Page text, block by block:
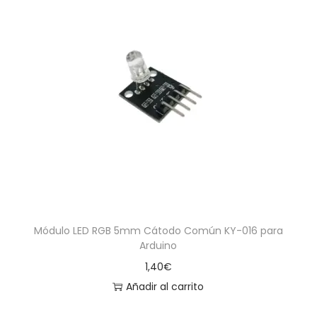
Módulo LED RGB 5mm Cátodo Común KY-016 para
Arduino
1,40€
Añadir al carrito